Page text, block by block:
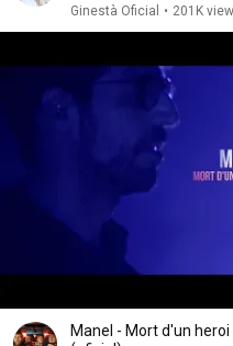
Ginestà Oficial • 201K
Manel - Mort d'un